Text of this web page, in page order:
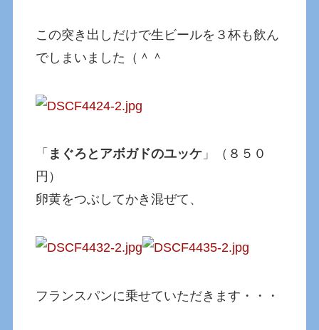
この突き出しだけで生ビールを３杯も飲ん
でしまいました（＾＾
「 まぐろとアボガドのユッケ 」（８５０
円）
卵黄をつぶしてかき混ぜて、
フランスパンに乗せていただきます・・・